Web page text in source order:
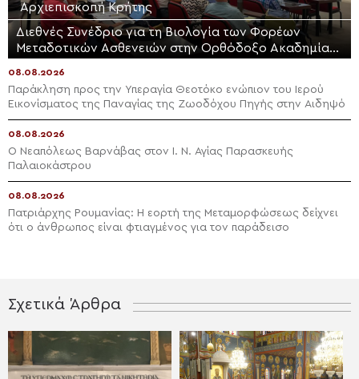
Αρχιεπισκοπή Κρήτης
Διεθνές Συνέδριο για τη Βιολογία των Φορέων
Μεταδοτικών Ασθενειών στην Ορθόδοξο Ακαδημία
08.08.2026
Παράκληση προς την Υπεραγία Θεοτόκο ενώπιον του Ιερού
Εικονίσματος της Παναγίας της Ζωοδόχου Πηγής στην Αιδηψό
08.08.2026
Ο Νεαπόλεως Βαρνάβας στον Ι. Ν. Αγίας Παρασκευής
Παλαιοκάστρου
08.08.2026
Πατριάρχης Ρουμανίας: Η εορτή της Μεταμορφώσεως δείχνει
ότι ο άνθρωπος είναι φτιαγμένος για τον παράδεισο
Σχετικά Άρθρα